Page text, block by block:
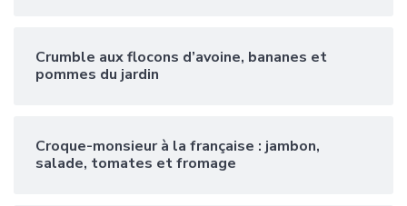
Crumble aux flocons d’avoine, bananes et
pommes du jardin
Croque-monsieur à la française : jambon,
salade, tomates et fromage